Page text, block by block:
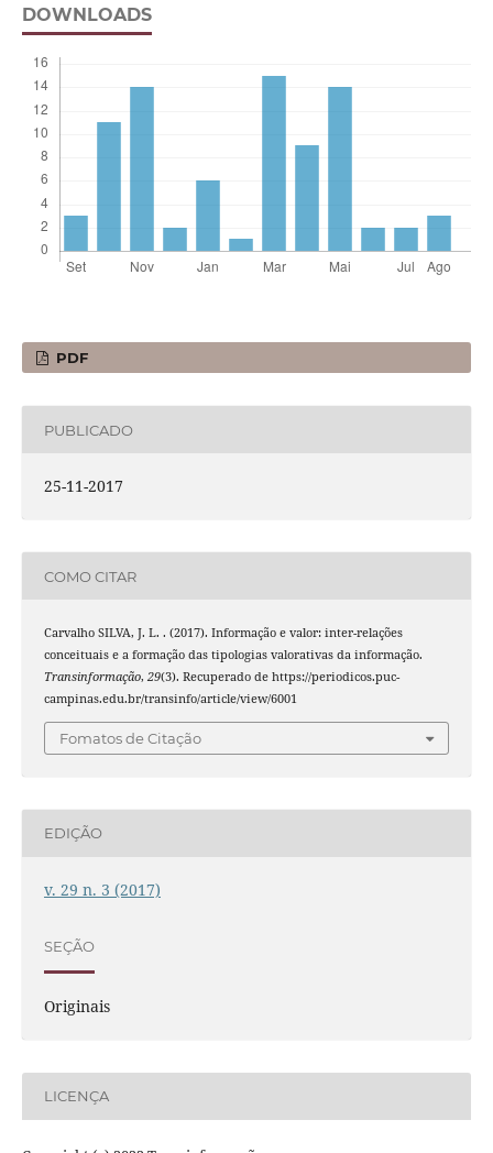
DOWNLOADS
PDF
PUBLICADO
25-11-2017
COMO CITAR
Carvalho SILVA, J. L. . (2017). Informação e valor: inter-relações
conceituais e a formação das tipologias valorativas da informação.
Transinformação, 29(3). Recuperado de https://periodicos.puc-
campinas.edu.br/transinfo/article/view/6001
Fomatos de Citação
EDIÇÃO
v. 29 n. 3 (2017)
SEÇÃO
Originais
LICENÇA